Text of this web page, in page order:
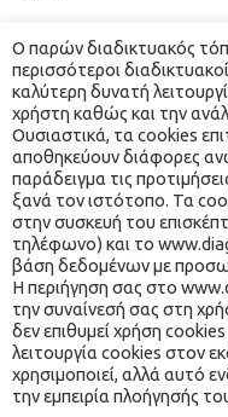
Lorem ipsum dolor
elit. Ut doloribus
nobis. Laudantium
ducimus, illo, omnis
repudiandae porro
® 2021 ΔΙ… ΑΓΩΓΉ. ALL
Ο παρών διαδικτυακός
περισσότεροι
καλύτερη δυνατή
χρήστη καθώς και την
Ουσιαστικά, τα cookies
αποθηκεύουν διάφορες
παράδειγμα τις
ξανά τον ιστότοπο. Τα
στην συσκευή του
τηλέφωνο) και το
βάση δεδομένων με
Η περιήγηση σας στο
την συναίνεσή σας στη
δεν επιθυμεί χρήση
λειτουργία cookies στον
χρησιμοποιεί, αλλά αυτό
την εμπειρία πλοήγησής